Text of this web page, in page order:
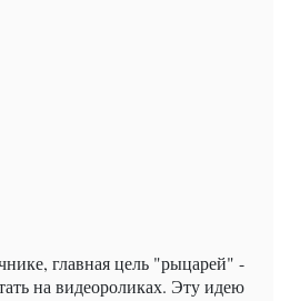
главная цель "рыцарей" -
на видеороликах. Эту идею